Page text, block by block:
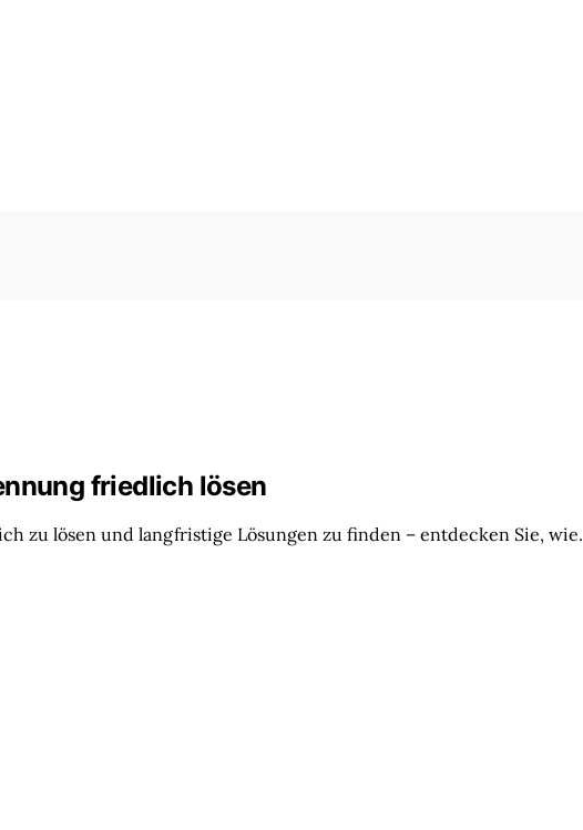
friedlich lösen
zu lösen und langfristige Lösungen zu finden – entdecken Sie, wie.